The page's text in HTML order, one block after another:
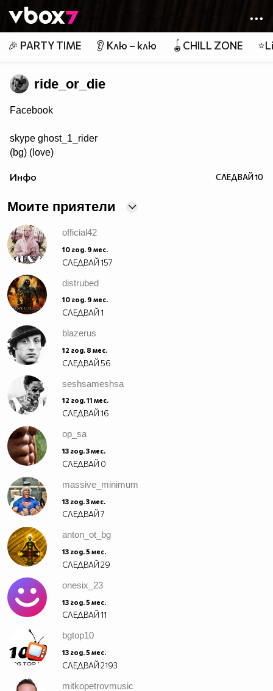
👾
🎉 PARTY TIME 👂 Клю – клю 🪀CHILL ZONE
ride_or_die
Facebook
skype ghost_1_rider
(bg) (love)
Инфо СЛЕДВАЙ10
Моите приятели
official42
10 год. 9 мес.
СЛЕДВАЙ157
distrubed
10 год. 9 мес.
СЛЕДВАЙ1
blazerus
12 год. 8 мес.
СЛЕДВАЙ56
seshsameshsa
12 год. 11 мес.
СЛЕДВАЙ16
op_sa
13 год. 3 мес.
СЛЕДВАЙ 0
massive_minimum
13 год. 3 мес.
СЛЕДВАЙ7
anton_ot_bg
13 год. 5 мес.
СЛЕДВАЙ29
onesix_23
13 год. 5 мес.
СЛЕДВАЙ11
bgtop10
13 год. 5 мес.
СЛЕДВАЙ2193
mitkopetrovmusic